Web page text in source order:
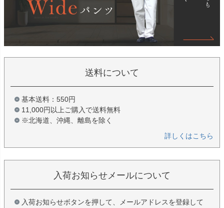
送料について
基本送料：550円
11,000円以上ご購入で送料無料
※北海道、沖縄、離島を除く
詳しくはこちら
入荷お知らせメールについて
入荷お知らせボタンを押して、メールアドレスを登録して